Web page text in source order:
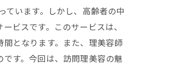
います。しかし、高齢者の中
ビスです。このサービスは、
となります。また、理美容師
す。今回は、訪問理美容の魅